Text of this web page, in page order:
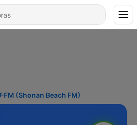
FM (Shonan Beach FM)